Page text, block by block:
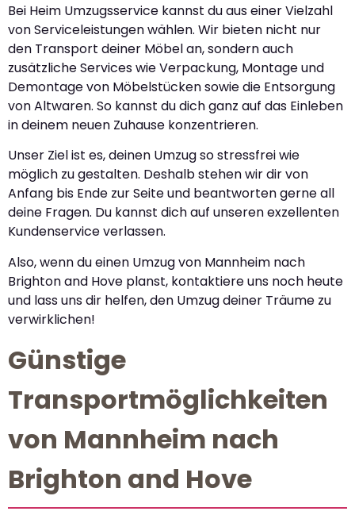
Bei Heim Umzugsservice kannst du aus einer Vielzahl
von Serviceleistungen wählen. Wir bieten nicht nur
den Transport deiner Möbel an, sondern auch
zusätzliche Services wie Verpackung, Montage und
Demontage von Möbelstücken sowie die Entsorgung
von Altwaren. So kannst du dich ganz auf das Einleben
in deinem neuen Zuhause konzentrieren.
Unser Ziel ist es, deinen Umzug so stressfrei wie
möglich zu gestalten. Deshalb stehen wir dir von
Anfang bis Ende zur Seite und beantworten gerne all
deine Fragen. Du kannst dich auf unseren exzellenten
Kundenservice verlassen.
Also, wenn du einen Umzug von Mannheim nach
Brighton and Hove planst, kontaktiere uns noch heute
und lass uns dir helfen, den Umzug deiner Träume zu
verwirklichen!
Günstige
Transportmöglichkeiten
von Mannheim nach
Brighton and Hove